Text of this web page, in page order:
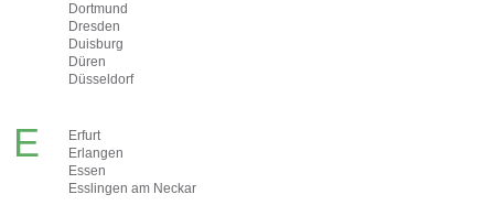
Dortmund
Dresden
Duisburg
Düren
Düsseldorf
E
Erfurt
Erlangen
Essen
Esslingen am Neckar